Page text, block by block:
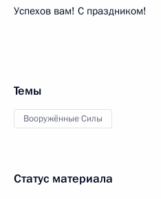
Успехов вам! С праздником!
Темы
Вооружённые Силы
Статус материала